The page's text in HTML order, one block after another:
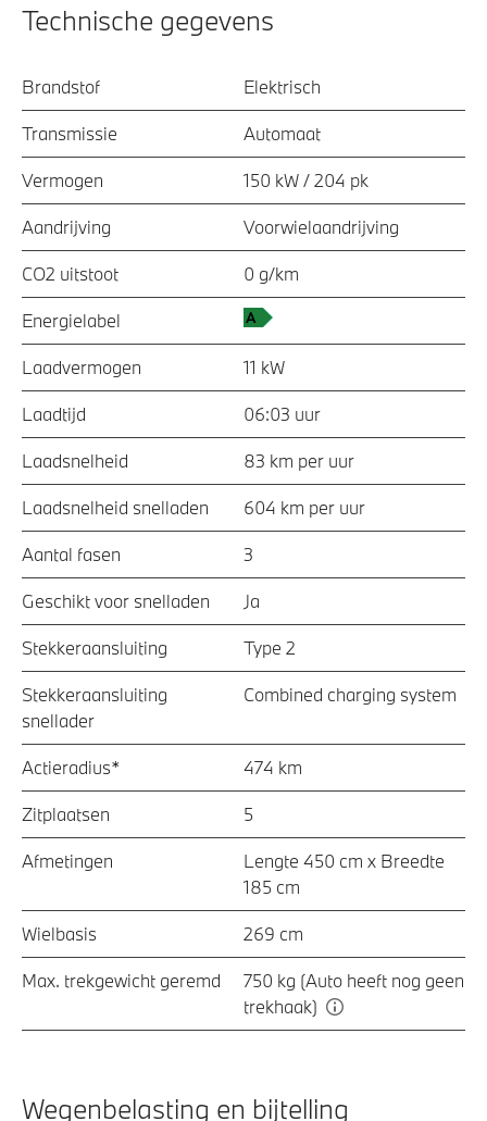
Technische gegevens
Brandstof Elektrisch
Transmissie Automaat
Vermogen 150 kW / 204 pk
Aandrijving Voorwielaandrijving
CO2 uitstoot 0 g/km
Energielabel
Laadvermogen 11 kW
Laadtijd 06:03 uur
Laadsnelheid 83 km per uur
Laadsnelheid snelladen 604 km per uur
Aantal fasen 3
Geschikt voor snelladen Ja
Stekkeraansluiting Type 2
Stekkeraansluiting
snellader
Combined charging system
Actieradius* 474 km
Zitplaatsen 5
Afmetingen
Lengte 450 cm x Breedte
185 cm
Wielbasis 269 cm
Max. trekgewicht geremd
750 kg (Auto heeft nog geen
trekhaak)
Wegenbelasting en bijtelling